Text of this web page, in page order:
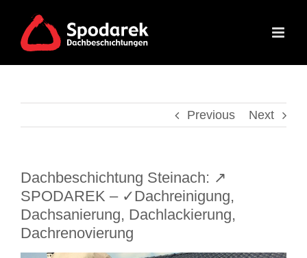
content
Previous Next
Dachbeschichtung Steinach: ↗️
SPODAREK – ✓Dachreinigung,
Dachsanierung, Dachlackierung,
Dachrenovierung